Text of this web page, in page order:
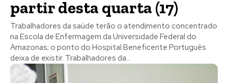
partir desta quarta (17)
Trabalhadores da saúde terão o atendimento concentrado
na Escola de Enfermagem da Universidade Federal do
Amazonas; o ponto do Hospital Beneficente Português
deixa de existir. Trabalhadores da...